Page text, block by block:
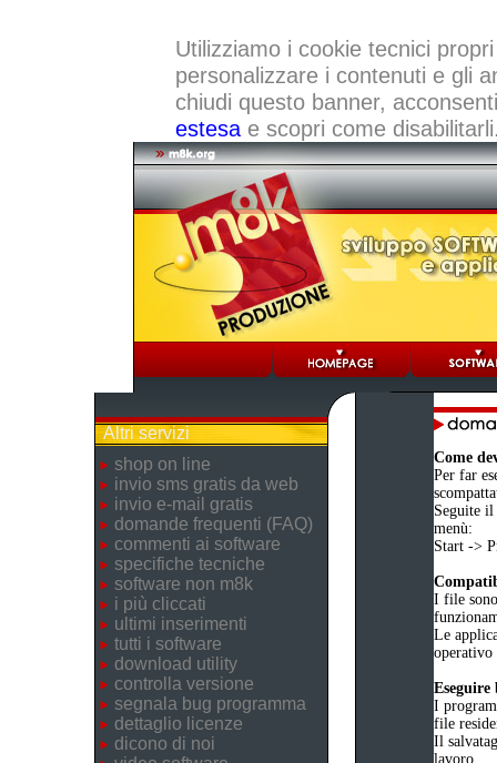
Utilizziamo i cookie tecnici
personalizzare i contenuti e gli
chiudi questo banner,
estesae scopri come
Altri servizi
shop on line
invio sms gratis da web
invio e-mail gratis
domande frequenti (FAQ)
commenti ai software
specifiche tecniche
software non m8k
i più cliccati
ultimi inserimenti
tutti i software
download utility
controlla versione
segnala bug programma
dettaglio licenze
dicono di noi
Come
Per far
Seguite
menù:
Start ->
I file
Le
operativo
I
file
Il
lavoro.